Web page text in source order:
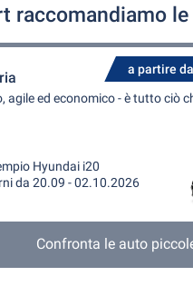
raccomandiamo
a partire
agile ed economico - è tutto ciò
Hyundai i20
da 20.09 - 02.10.2026
Confronta le auto